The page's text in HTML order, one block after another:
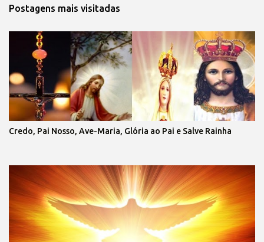
Postagens mais visitadas
Credo, Pai Nosso, Ave-Maria, Glória ao Pai e Salve Rainha